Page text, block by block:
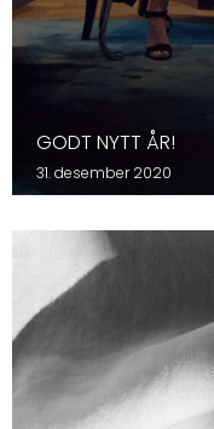
GODT NYTT ÅR!
31. desember 2020